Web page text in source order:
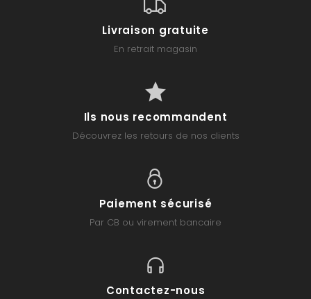
Livraison gratuite
En retrait magasin
Ils nous recommandent
Découvrez les retours de nos clients
Paiement sécurisé
Par CB ou virement bancaire
Contactez-nous